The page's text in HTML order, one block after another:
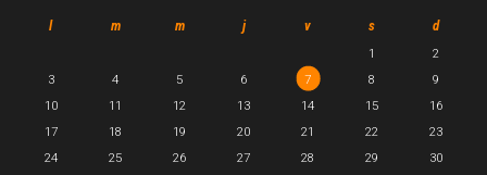
l m m j v s d
1
2
3
4 5 6 7 8
9
10
11 12 13 14 15
16
17
18 19 20 21 22
23
24
25 26 27 28 29
30